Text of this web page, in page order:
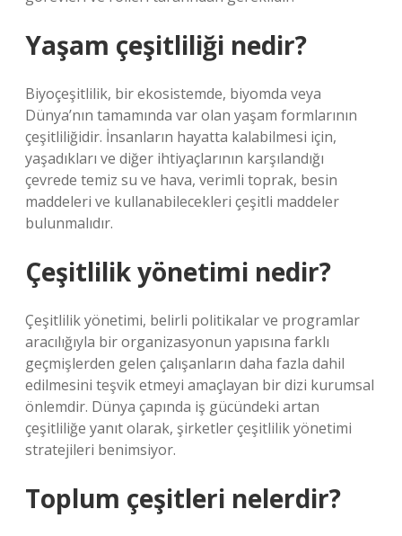
Yaşam çeşitliliği nedir?
Biyoçeşitlilik, bir ekosistemde, biyomda veya
Dünya’nın tamamında var olan yaşam formlarının
çeşitliliğidir. İnsanların hayatta kalabilmesi için,
yaşadıkları ve diğer ihtiyaçlarının karşılandığı
çevrede temiz su ve hava, verimli toprak, besin
maddeleri ve kullanabilecekleri çeşitli maddeler
bulunmalıdır.
Çeşitlilik yönetimi nedir?
Çeşitlilik yönetimi, belirli politikalar ve programlar
aracılığıyla bir organizasyonun yapısına farklı
geçmişlerden gelen çalışanların daha fazla dahil
edilmesini teşvik etmeyi amaçlayan bir dizi kurumsal
önlemdir. Dünya çapında iş gücündeki artan
çeşitliliğe yanıt olarak, şirketler çeşitlilik yönetimi
stratejileri benimsiyor.
Toplum çeşitleri nelerdir?